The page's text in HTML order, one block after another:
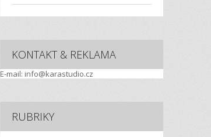
KONTAKT & REKLAMA
E-mail: info@karastudio.cz
RUBRIKY